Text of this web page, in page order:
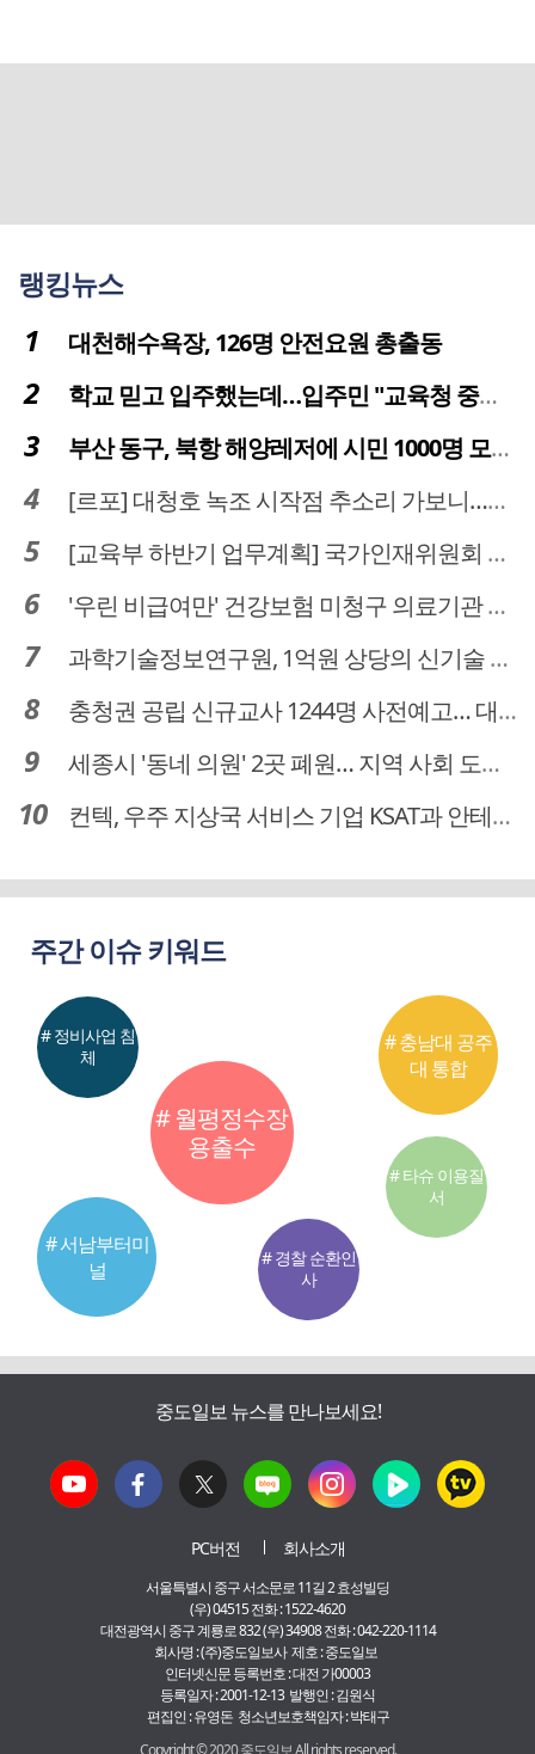
랭킹뉴스
대천해수욕장, 126명 안전요원 총출동
학교 믿고 입주했는데…입주민 "교육청 중재 나서라"
부산 동구, 북항 해양레저에 시민 1000명 모였다
[르포] 대청호 녹조 시작점 추소리 가보니…걷어내도 짙은 초록빛
[교육부 하반기 업무계획] 국가인재위원회 신설… 거점국립대 3곳 성장엔진·AI 분야 패키지 지원
'우린 비급여만' 건강보험 미청구 의료기관 대전 65곳 충남 31곳
과학기술정보연구원, 1억원 상당의 신기술 기업 이전 완료
충청권 공립 신규교사 1244명 사전예고… 대전 초등 34명서 4명으로
세종시 '동네 의원' 2곳 폐원… 지역 사회 도마 위
컨텍, 우주 지상국 서비스 기업 KSAT과 안테나 6기 계약 체결
주간 이슈 키워드
# 월평정수장
용출수
# 서남부터미
널
# 충남대 공주
대 통합
# 정비사업 침
체
# 경찰 순환인
사
# 타슈 이용질
서
중도일보 뉴스를 만나보세요!
PC버전 회사소개
서울특별시 중구 서소문로 11길 2 효성빌딩
(우) 04515 전화 : 1522-4620
대전광역시 중구 계룡로 832 (우) 34908 전화 : 042-220-1114
회사명 : (주)중도일보사 제호 : 중도일보
인터넷신문 등록번호 : 대전 가00003
등록일자 : 2001-12-13 발행인 : 김원식
편집인 : 유영돈 청소년보호책임자 : 박태구